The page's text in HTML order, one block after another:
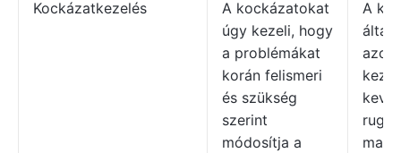
Kockázatkezelés
A kockázatokat
úgy kezeli, hogy
a problémákat
korán felismeri
és szükség
szerint
módosítja a
A